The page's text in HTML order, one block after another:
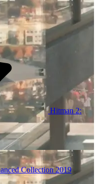
Hitman 2:
Collection 2019